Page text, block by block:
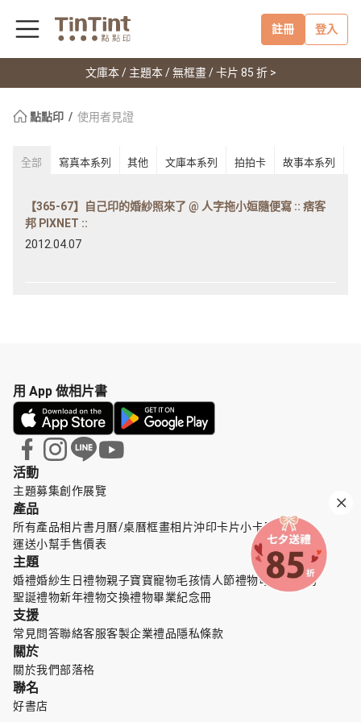
註冊 登入
文庫本 / 主題本 / 無框畫 / 卡片 85 折 >
點點印 使用者見證
全部 寫真本系列 其他 文庫本系列 拍拍卡 故事本系列
【365-67】自己印的婚紗照來了 @ 人字拖小姮隨便寫 :: 痞客
邦 PIXNET ::
2012.04.07
活動
主題募集創作展覽
產品
所有產品相片書月曆/桌曆框畫相片沖印卡片小卡周邊配件
運送小幫手售價表
主題
婚禮婚紗生日禮物親子寶寶寵物毛孩情人節禮物母親節禮物
聖誕禮物新年禮物交換禮物畢業紀念冊
支援
常見問答聯絡客服客製企業禮品隱私條款
關於
關於我們部落格
聯名
好書店
用 App 做相片書